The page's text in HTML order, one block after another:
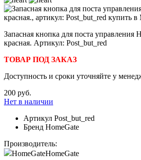
Запасная кнопка для поста управления
красная. Артикул: Post_but_red
ТОВАР ПОД ЗАКАЗ
Доступность и сроки уточняйте у
200 руб.
Нет в наличии
Артикул Post_but_red
Бренд HomeGate
Производитель:
HomeGateHomeGate